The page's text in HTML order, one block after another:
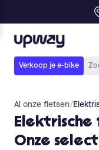
Al onze fietsen/
Elektrische
Onze